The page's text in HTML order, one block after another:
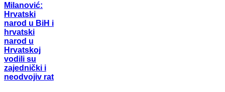
Milanović:
Hrvatski
narod u BiH i
hrvatski
narod u
Hrvatskoj
vodili su
zajednički i
neodvojiv rat